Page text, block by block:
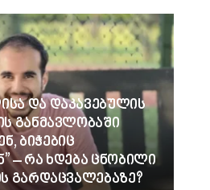
და დაკავებულის
განმავლობაში
ბიჭებიც
– რა ხდება ცნობილი
გარდაცვალებაზე?